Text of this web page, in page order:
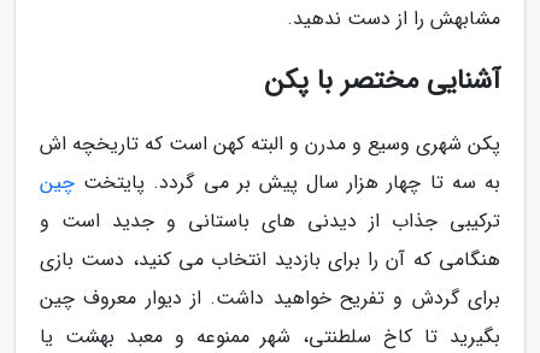
مشابهش را از دست ندهید.
آشنایی مختصر با پکن
پکن شهری وسیع و مدرن و البته کهن است که تاریخچه اش
به سه تا چهار هزار سال پیش بر می گردد. پایتخت چین
ترکیبی جذاب از دیدنی های باستانی و جدید است و
هنگامی که آن را برای بازدید انتخاب می کنید، دست بازی
برای گردش و تفریح خواهید داشت. از دیوار معروف چین
بگیرید تا کاخ سلطنتی، شهر ممنوعه و معبد بهشت یا